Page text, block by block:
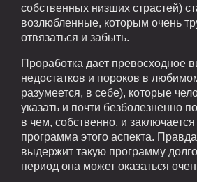
собственных низших страстей)
возлюбленные, которым очень
отвязаться и забыть.
Проработка дает превосходное
недостатков и пороков в
разумеется, в себе), которые
указать и почти безболезненно
в чем, собственно, и
программа этого аспекта.
выдержит такую программу
период она может оказаться